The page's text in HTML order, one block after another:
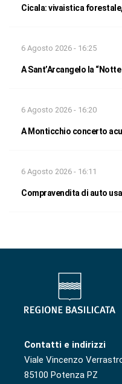
Cicala: vivaistica
6 Agosto 2026 - 16:25
A Sant’Arcangelo la
6 Agosto 2026 - 16:20
A Monticchio concerto
6 Agosto 2026 - 16:11
Compravendita di auto
Contatti e indirizzi
Viale Vincenzo
85100 Potenza PZ